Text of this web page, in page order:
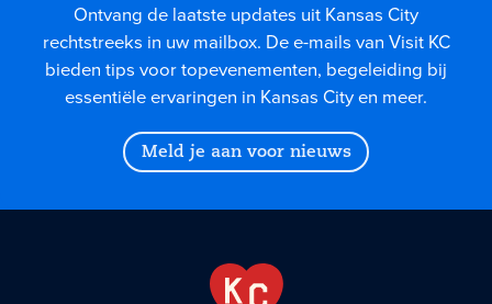
Ontvang de laatste updates uit Kansas City
rechtstreeks in uw mailbox. De e-mails van Visit KC
bieden tips voor topevenementen, begeleiding bij
essentiële ervaringen in Kansas City en meer.
Meld je aan voor nieuws